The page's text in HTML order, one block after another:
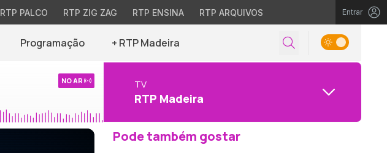
RTP PALCO RTP ZIG ZAG RTP ENSINA RTP ARQUIVOS Entrar
Programação + RTP Madeira
NO AR TV
RTP Madeira
Pode também gostar